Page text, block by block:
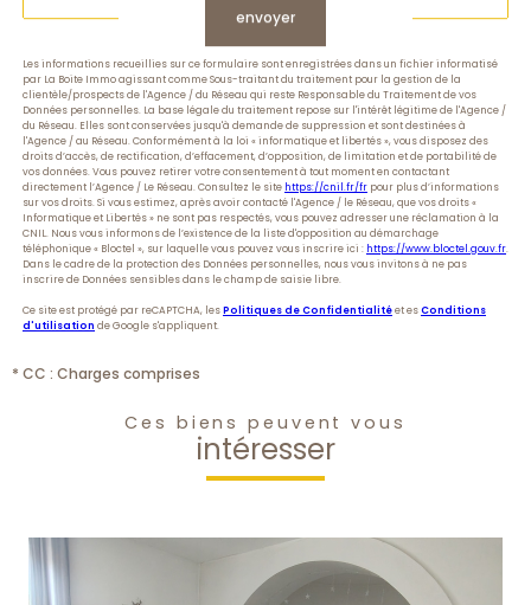
envoyer
Les informations recueillies sur ce formulaire sont enregistrées dans un fichier informatisé
par La Boite Immo agissant comme Sous-traitant du traitement pour la gestion de la
clientèle/prospects de l'Agence / du Réseau qui reste Responsable du Traitement de vos
Données personnelles. La base légale du traitement repose sur l'intérêt légitime de l'Agence /
du Réseau. Elles sont conservées jusqu'à demande de suppression et sont destinées à
l'Agence / au Réseau. Conformément à la loi « informatique et libertés », vous disposez des
droits d’accès, de rectification, d’effacement, d’opposition, de limitation et de portabilité de
vos données. Vous pouvez retirer votre consentement à tout moment en contactant
directement l’Agence / Le Réseau. Consultez le site https://cnil.fr/fr pour plus d’informations
sur vos droits. Si vous estimez, après avoir contacté l'Agence / le Réseau, que vos droits «
Informatique et Libertés » ne sont pas respectés, vous pouvez adresser une réclamation à la
CNIL. Nous vous informons de l’existence de la liste d'opposition au démarchage
téléphonique « Bloctel », sur laquelle vous pouvez vous inscrire ici : https://www.bloctel.gouv.fr.
Dans le cadre de la protection des Données personnelles, nous vous invitons à ne pas
inscrire de Données sensibles dans le champ de saisie libre.
Ce site est protégé par reCAPTCHA, lesPolitiques de Confidentialitéet esConditions
d'utilisation de Google s'appliquent.
* CC : Charges comprises
Ces biens peuvent vous
intéresser